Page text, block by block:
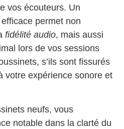
vos écouteurs. Un
permet non
fidélité audio, mais aussi
lors de vos sessions
s’ils sont fissurés
votre expérience sonore et
neufs, vous
notable dans la clarté du